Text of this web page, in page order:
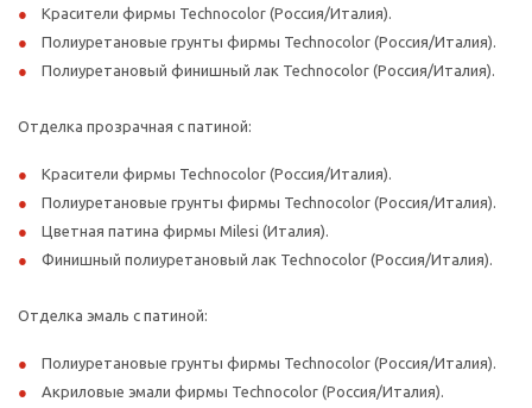
Красители фирмы Technocolor (Россия/Италия).
Полиуретановые грунты фирмы Technocolor (Россия/Италия).
Полиуретановый финишный лак Technocolor (Россия/Италия).
Отделка прозрачная с патиной:
Красители фирмы Technocolor (Россия/Италия).
Полиуретановые грунты фирмы Technocolor (Россия/Италия).
Цветная патина фирмы Milesi (Италия).
Финишный полиуретановый лак Technocolor (Россия/Италия).
Отделка эмаль с патиной:
Полиуретановые грунты фирмы Technocolor (Россия/Италия).
Акриловые эмали фирмы Technocolor (Россия/Италия).